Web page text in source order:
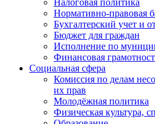
Налоговая политика
Нормативно-правовая
Бухгалтерский учет и
Бюджет для граждан
Исполнение по
Финансовая
Социальная сфера
Комиссия по делам
их прав
Молодёжная политика
Физическая культура,